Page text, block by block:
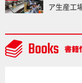
ア生産工
AAAヴン